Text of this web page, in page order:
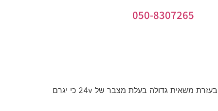
050-8307265
1. וודאו כי המצברים בכלי הרכב זהים בעוצמת המתח שהוא 12v ברכבים פרטיים , אל תנסו בשום אופן להניע רכב פרטי בעזרת משאית גדולה בעלת מצבר של 24v כי יגרם